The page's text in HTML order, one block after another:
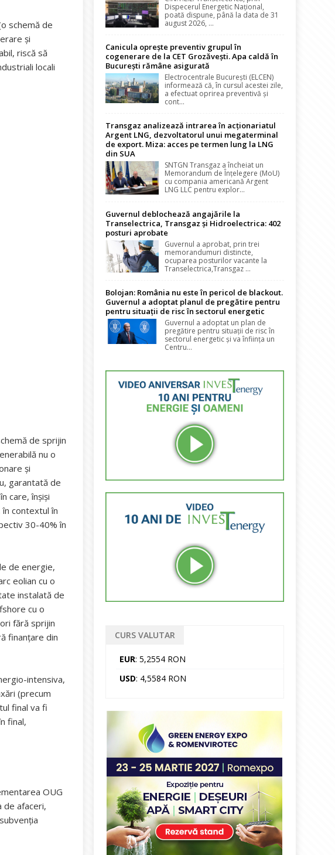
schemă de
și
riscă să
locali
de sprijin
nu o
și
garantată de
care, înșiși
contextul în
30-40% în
de energie,
eolian cu o
instalată de
cu o
fără sprijin
finanțare din
intensiva,
(precum
final va fi
final,
OUG
de afaceri,
Dispecerul Energetic Național,
poată dispune, până la data de 31
august 2026, ...
Canicula oprește preventiv grupul în
cogenerare de la CET Grozăvești. Apa caldă în
București rămâne asigurată
Electrocentrale București (ELCEN)
informează că, în cursul acestei zile,
a efectuat oprirea preventivă și
cont...
Transgaz analizează intrarea în acționariatul
Argent LNG, dezvoltatorul unui megaterminal
de export. Miza: acces pe termen lung la LNG
din SUA
SNTGN Transgaz a încheiat un
Memorandum de Înțelegere (MoU)
cu compania americană Argent
LNG LLC pentru explor...
Guvernul deblochează angajările la
Transelectrica, Transgaz și Hidroelectrica: 402
posturi aprobate
Guvernul a aprobat, prin trei
memorandumuri distincte,
ocuparea posturilor vacante la
Transelectrica,Transgaz ...
Bolojan: România nu este în pericol de blackout.
Guvernul a adoptat planul de pregătire pentru
pentru situații de risc în sectorul energetic
Guvernul a adoptat un plan de
pregătire pentru situații de risc în
sectorul energetic și va înființa un
Centru...
CURS VALUTAR
EUR: 5,2554 RON
USD: 4,5584 RON